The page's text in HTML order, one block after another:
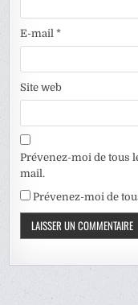
E-mail*
Site web
Prévenez-moi de tous
mail.
Prévenez-moi de